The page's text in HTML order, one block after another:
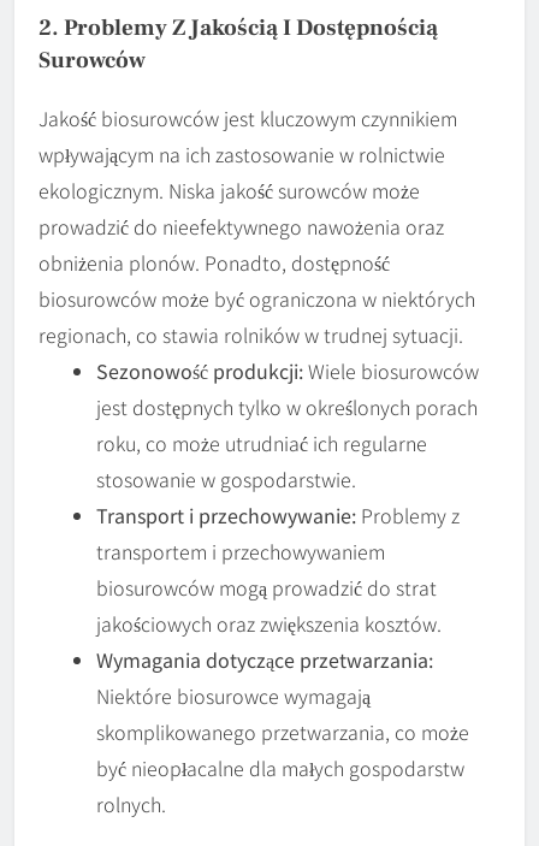
2. Problemy Z Jakością I Dostępnością
Surowców
Jakość biosurowców jest kluczowym czynnikiem
wpływającym na ich zastosowanie w rolnictwie
ekologicznym. Niska jakość surowców może
prowadzić do nieefektywnego nawożenia oraz
obniżenia plonów. Ponadto, dostępność
biosurowców może być ograniczona w niektórych
regionach, co stawia rolników w trudnej sytuacji.
Sezonowość produkcji:Wiele biosurowców
jest dostępnych tylko w określonych porach
roku, co może utrudniać ich regularne
stosowanie w gospodarstwie.
Transport i przechowywanie: Problemy z
transportem i przechowywaniem
biosurowców mogą prowadzić do strat
jakościowych oraz zwiększenia kosztów.
Wymagania dotyczące przetwarzania:
Niektóre biosurowce wymagają
skomplikowanego przetwarzania, co może
być nieopłacalne dla małych gospodarstw
rolnych.